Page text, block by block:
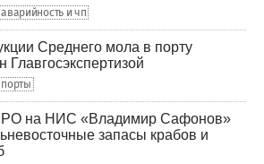
аварийность и чп
Среднего мола в порту
Главгосэкспертизой
порты
на НИС «Владимир Сафонов»
запасы крабов и